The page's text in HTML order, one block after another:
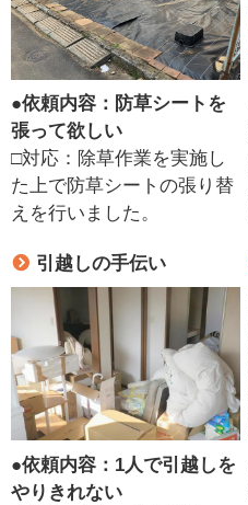
●依頼内容：防草シートを
張って欲しい
□対応：除草作業を実施し
た上で防草シートの張り替
えを行いました。
引越しの手伝い
●依頼内容：1人で引越しを
やりきれない